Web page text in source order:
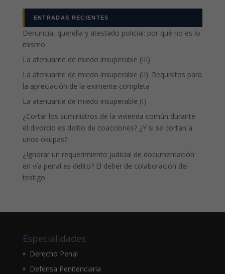
ENTRADAS RECIENTES
Denuncia, querella y atestado policial: por qué no es lo
mismo
La atenuante de miedo insuperable (III)
La atenuante de miedo insuperable (II): Requisitos para
la apreciación de la eximente completa
La atenuante de miedo insuperable (I)
¿Cortar los suministros de la vivienda común durante
el divorcio es delito de coacciones? ¿Y si se cortan a
unos okupas?
¿Ignorar un requerimiento judicial de documentación
en vía penal es delito? El deber de colaboración del
testigo
Especialidades
Derecho Penal
Defensa Penitenciaria